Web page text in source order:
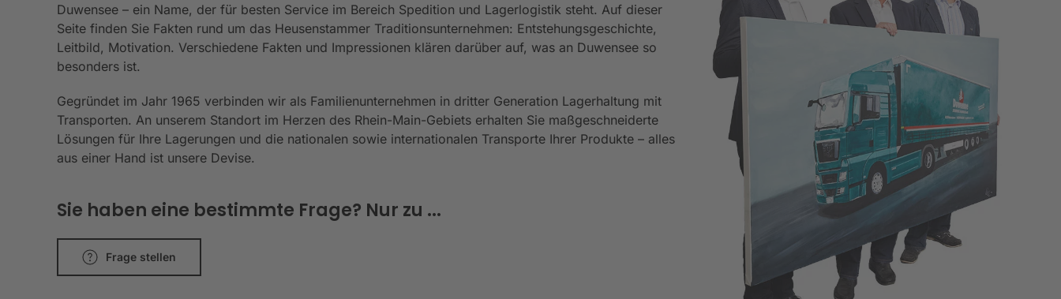
Duwensee – ein Name, der für besten Service im Bereich Spedition und Lagerlogistik steht. Auf dieser
Seite finden Sie Fakten rund um das Heusenstammer Traditionsunternehmen: Entstehungsgeschichte,
Leitbild, Motivation. Verschiedene Fakten und Impressionen klären darüber auf, was an Duwensee so
besonders ist.
Gegründet im Jahr 1965 verbinden wir als Familienunternehmen in dritter Generation Lagerhaltung mit
Transporten. An unserem Standort im Herzen des Rhein-Main-Gebiets erhalten Sie maßgeschneiderte
Lösungen für Ihre Lagerungen und die nationalen sowie internationalen Transporte Ihrer Produkte – alles
aus einer Hand ist unsere Devise.
Sie haben eine bestimmte Frage? Nur zu ...
Frage stellen